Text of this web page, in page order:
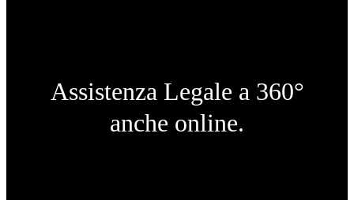
Assistenza Legale a 360°
anche online.